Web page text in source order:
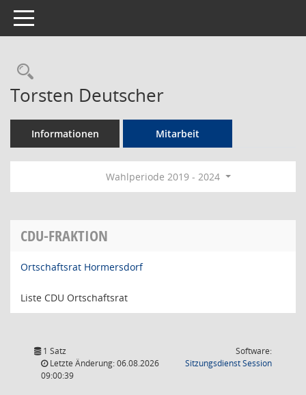
Toggle navigation
Rechercheauswahl
Torsten Deutscher
Informationen Mitarbeit
Wahlperiode 2019 - 2024
CDU-FRAKTION
Ortschaftsrat Hormersdorf
Liste CDU Ortschaftsrat
1 Satz
Letzte Änderung: 06.08.2026
09:00:39
Software:
SitzungsdienstSession(Wird in